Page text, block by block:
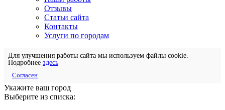
Отзывы
Статьи сайта
Контакты
Услуги по городам
Для улучшения работы сайта мы используем файлы cookie.
Подробнее здесь
Согласен
Укажите ваш город
Выберите из списка: